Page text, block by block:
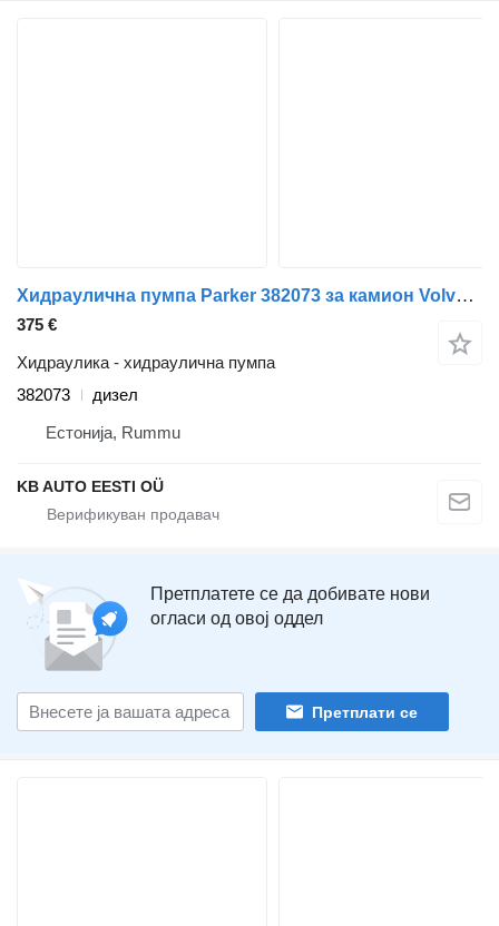
Хидраулична пумпа Parker 382073 за камион Volvo FM7-FM12, FM, FMX (1998-2014)
375 €
Хидраулика - хидраулична пумпа
382073
дизел
Естонија, Rummu
KB AUTO EESTI OÜ
Претплатете се да добивате нови
огласи од овој оддел
Претплати се